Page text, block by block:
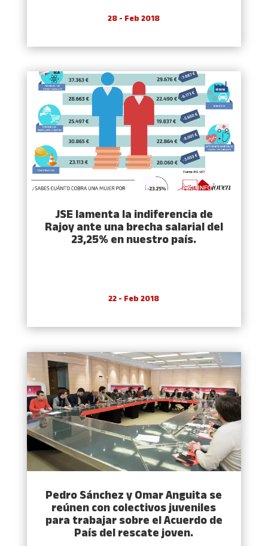
28 - Feb 2018
JSE lamenta la indiferencia de
Rajoy ante una brecha salarial del
23,25% en nuestro país.
22 - Feb 2018
Pedro Sánchez y Omar Anguita se
reúnen con colectivos juveniles
para trabajar sobre el Acuerdo de
País del rescate joven.